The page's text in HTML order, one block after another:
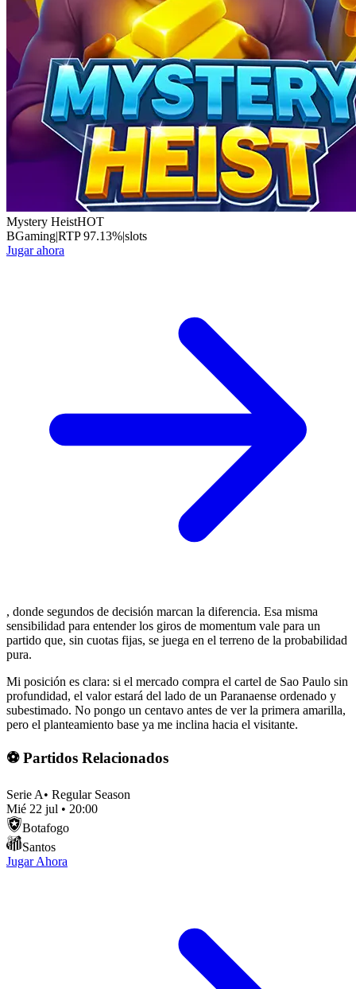
Mystery HeistHOT
BGaming|RTP97.13%|slots
Jugar ahora
, donde segundos de decisión marcan la diferencia. Esa misma
sensibilidad para entender los giros de momentum vale para un
partido que, sin cuotas fijas, se juega en el terreno de la probabilidad
pura.
Mi posición es clara: si el mercado compra el cartel de Sao Paulo sin
profundidad, el valor estará del lado de un Paranaense ordenado y
subestimado. No pongo un centavo antes de ver la primera amarilla,
pero el planteamiento base ya me inclina hacia el visitante.
⚽ Partidos Relacionados
Serie A• Regular Season
Mié 22 jul • 20:00
Botafogo
Santos
Jugar Ahora